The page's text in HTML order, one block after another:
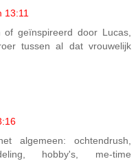
13:11
geïnspireerd door Lucas,
tussen al dat vrouwelijk
algemeen: ochtendrush,
hobby's, me-time